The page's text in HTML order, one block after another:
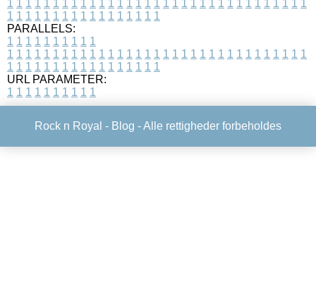
1 1 1 1 1 1 1 1 1 1 1 1 1 1 1 1 1 1 1 1 1 1 1 1 1 1 1 1 1 1 1 1 1
1 1 1 1 1 1 1 1 1 1 1 1 1 1 1 1 1
PARALLELS:
1 1 1 1 1 1 1 1 1 1
1 1 1 1 1 1 1 1 1 1 1 1 1 1 1 1 1 1 1 1 1 1 1 1 1 1 1 1 1 1 1 1 1
1 1 1 1 1 1 1 1 1 1 1 1 1 1 1 1 1
URL PARAMETER:
1 1 1 1 1 1 1 1 1 1
Rock n Royal - Blog - Alle rettigheder forbeholdes